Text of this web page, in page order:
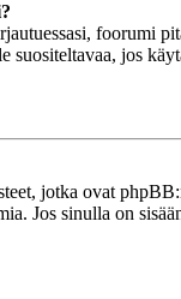
foorumi
suositeltavaa, jos
jotka ovat
Jos sinulla on